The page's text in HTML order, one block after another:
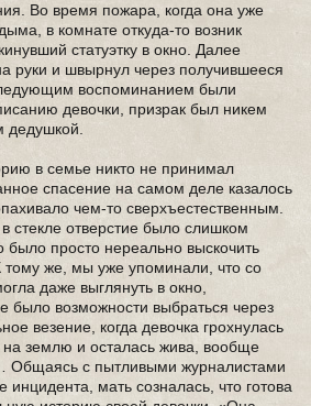
Во время пожара, когда она уже
в комнате откуда-то возник
статуэтку в окно. Далее
руки и швырнул через получившееся
воспоминанием были
девочки, призрак был никем
дедушкой.
в семье никто не принимал
спасение на самом деле казалось
чем-то сверхъестественным.
стекле отверстие было слишком
было просто нереально выскочить
тому же, мы уже упоминали, что со
даже выглянуть в окно,
было возможности выбраться через
везение, когда девочка грохнулась
на землю и осталась жива, вообще
Общаясь с пытливыми журналистами
инцидента, мать созналась, что готова